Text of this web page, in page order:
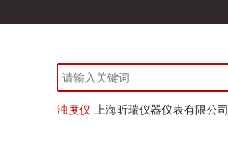
浊度仪 上海昕瑞仪器仪表有限公司